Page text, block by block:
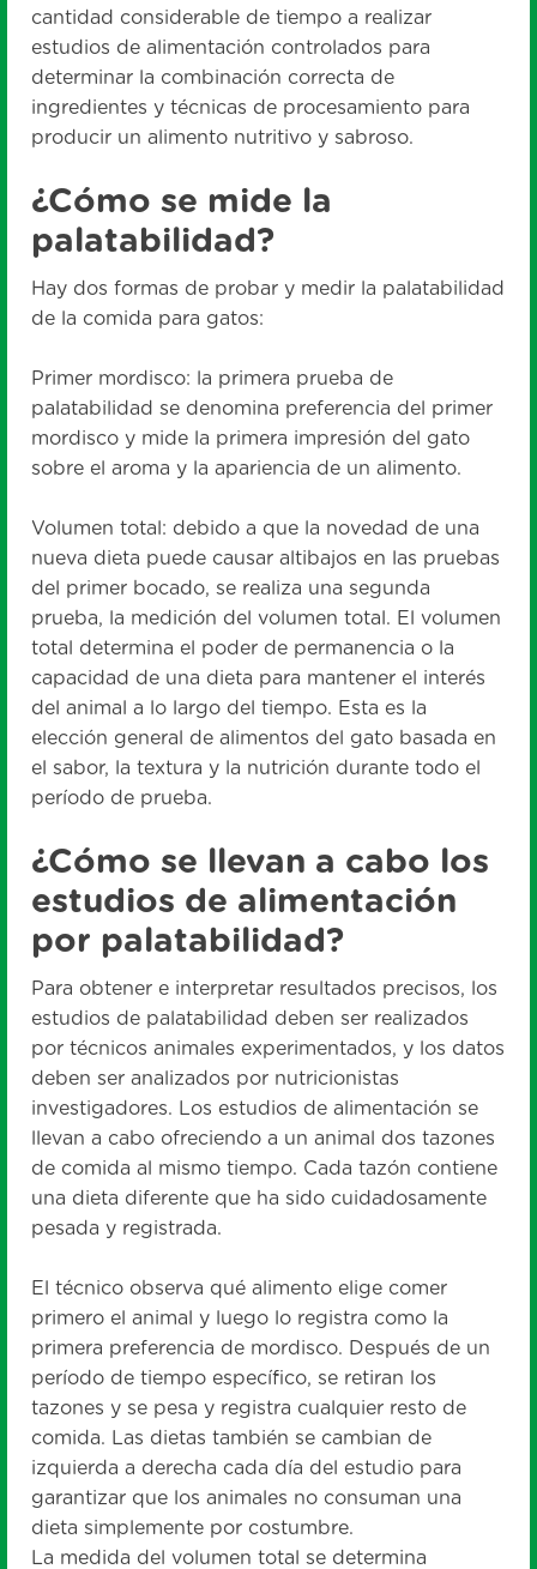
cantidad considerable de tiempo a realizar
estudios de alimentación controlados para
determinar la combinación correcta de
ingredientes y técnicas de procesamiento para
producir un alimento nutritivo y sabroso.
¿Cómo se mide la
palatabilidad?
Hay dos formas de probar y medir la palatabilidad
de la comida para gatos:
Primer mordisco: la primera prueba de
palatabilidad se denomina preferencia del primer
mordisco y mide la primera impresión del gato
sobre el aroma y la apariencia de un alimento.
Volumen total: debido a que la novedad de una
nueva dieta puede causar altibajos en las pruebas
del primer bocado, se realiza una segunda
prueba, la medición del volumen total. El volumen
total determina el poder de permanencia o la
capacidad de una dieta para mantener el interés
del animal a lo largo del tiempo. Esta es la
elección general de alimentos del gato basada en
el sabor, la textura y la nutrición durante todo el
período de prueba.
¿Cómo se llevan a cabo los
estudios de alimentación
por palatabilidad?
Para obtener e interpretar resultados precisos, los
estudios de palatabilidad deben ser realizados
por técnicos animales experimentados, y los datos
deben ser analizados por nutricionistas
investigadores. Los estudios de alimentación se
llevan a cabo ofreciendo a un animal dos tazones
de comida al mismo tiempo. Cada tazón contiene
una dieta diferente que ha sido cuidadosamente
pesada y registrada.
El técnico observa qué alimento elige comer
primero el animal y luego lo registra como la
primera preferencia de mordisco. Después de un
período de tiempo específico, se retiran los
tazones y se pesa y registra cualquier resto de
comida. Las dietas también se cambian de
izquierda a derecha cada día del estudio para
garantizar que los animales no consuman una
dieta simplemente por costumbre.
La medida del volumen total se determina